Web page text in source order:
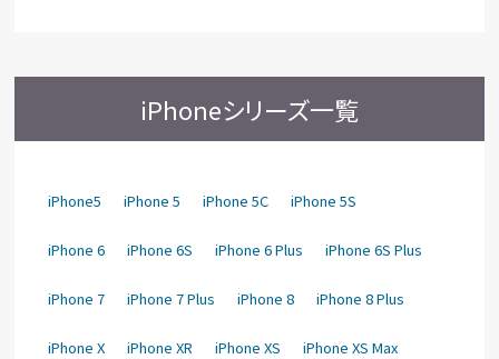
iPhoneシリーズ一覧
iPhone5 iPhone 5 iPhone 5C iPhone 5S
iPhone 6 iPhone 6S iPhone 6 Plus iPhone 6S Plus
iPhone 7 iPhone 7 Plus iPhone 8 iPhone 8 Plus
iPhone X iPhone XR iPhone XS iPhone XS Max